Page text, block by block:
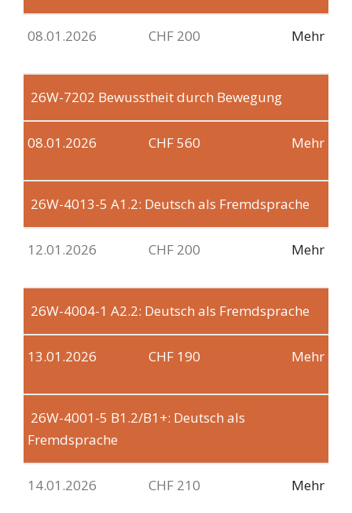
08.01.2026 CHF 200 Mehr
26W-7202 Bewusstheit durch Bewegung
08.01.2026 CHF 560 Mehr
26W-4013-5 A1.2: Deutsch als Fremdsprache
12.01.2026 CHF 200 Mehr
26W-4004-1 A2.2: Deutsch als Fremdsprache
13.01.2026 CHF 190 Mehr
26W-4001-5 B1.2/B1+: Deutsch als
Fremdsprache
14.01.2026 CHF 210 Mehr